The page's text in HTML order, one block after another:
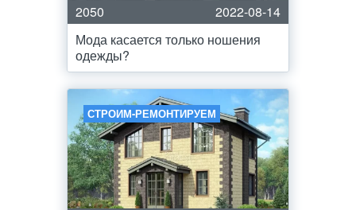
2050
2022-08-14
Мода касается только ношения
одежды?
СТРОИМ-РЕМОНТИРУЕМ